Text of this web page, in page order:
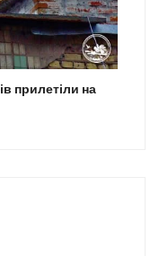
прилетіли на